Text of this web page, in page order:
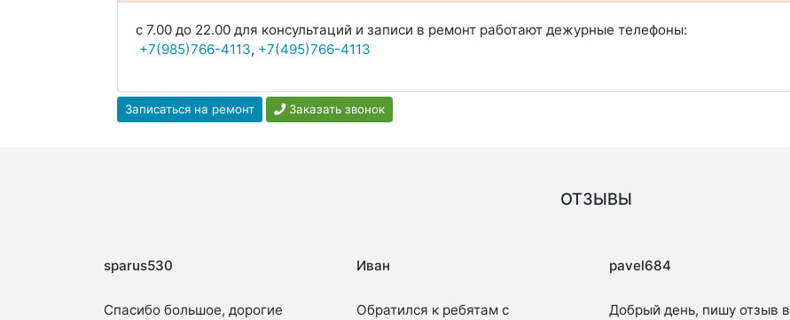
с 7.00 до 22.00 для консультаций и записи в ремонт работают дежурные телефоны:
+7(985)766-4113, +7(495)766-4113
Записаться на ремонт Заказать звонок
ОТЗЫВЫ
sparus530
Спасибо большое, дорогие
Иван
Обратился к ребятам с
pavel684
Добрый день, пишу отзыв в